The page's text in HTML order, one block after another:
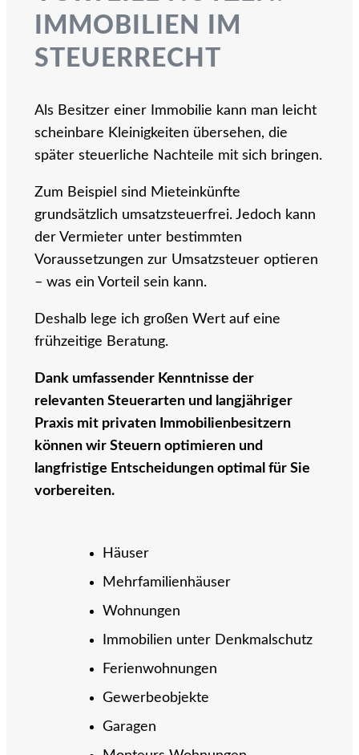
IMMOBILIEN IM
STEUERRECHT
Als Besitzer einer Immobilie kann man leicht
scheinbare Kleinigkeiten übersehen, die
später steuerliche Nachteile mit sich bringen.
Zum Beispiel sind Mieteinkünfte
grundsätzlich umsatzsteuerfrei. Jedoch kann
der Vermieter unter bestimmten
Voraussetzungen zur Umsatzsteuer optieren
– was ein Vorteil sein kann.
Deshalb lege ich großen Wert auf eine
frühzeitige Beratung.
Dank umfassender Kenntnisse der
relevanten Steuerarten und langjähriger
Praxis mit privaten Immobilienbesitzern
können wir Steuern optimieren und
langfristige Entscheidungen optimal für Sie
vorbereiten.
Häuser
Mehrfamilienhäuser
Wohnungen
Immobilien unter Denkmalschutz
Ferienwohnungen
Gewerbeobjekte
Garagen